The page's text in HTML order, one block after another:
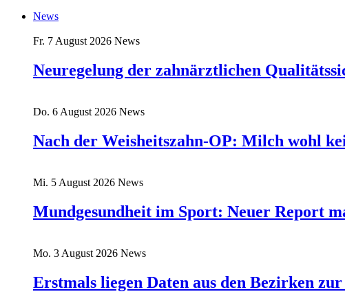
News
Fr. 7 August 2026 News
Neuregelung der zahnärztlichen
Do. 6 August 2026 News
Nach der Weisheitszahn-OP: Milch wohl
Mi. 5 August 2026 News
Mundgesundheit im Sport: Neuer Report
Mo. 3 August 2026 News
Erstmals liegen Daten aus den Bezirken